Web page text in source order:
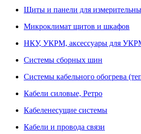
Щиты и панели для
Микроклимат щитов и шкафов
НКУ, УКРМ, аксессуары для
Системы сборных шин
Системы кабельного обогрева
Кабели силовые, Ретро
Кабеленесущие системы
Кабели и провода связи